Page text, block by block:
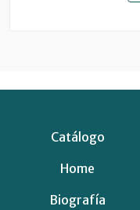
Catálogo
Home
Biografía